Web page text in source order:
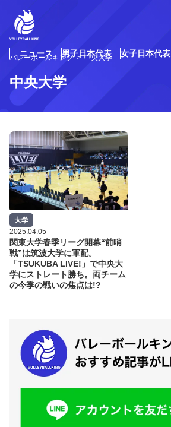
テ
ツ
プ
ニュース 男子日本代表 女子日本代表
バレーボールキング 中央大学
中央大学
大学
2025.04.05
関東大学春季リーグ開幕“前哨
戦”は筑波大学に軍配。
「TSUKUBA LIVE!」で中央大
学にストレート勝ち。両チーム
の今季の戦いの焦点は!?